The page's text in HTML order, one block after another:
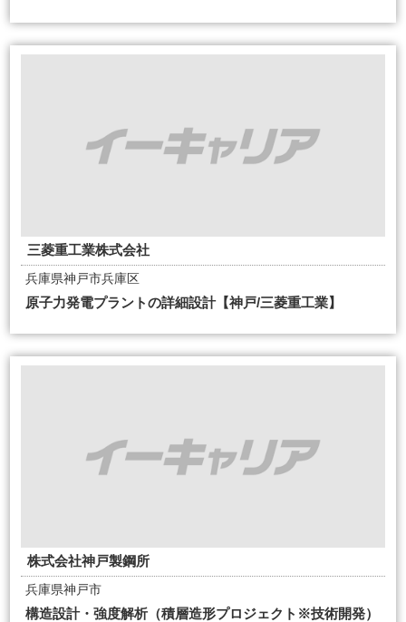
三菱重工業株式会社
兵庫県神戸市兵庫区
原子力発電プラントの詳細設計【神戸/三菱重工業】
株式会社神戸製鋼所
兵庫県神戸市
構造設計・強度解析（積層造形プロジェクト※技術開発）